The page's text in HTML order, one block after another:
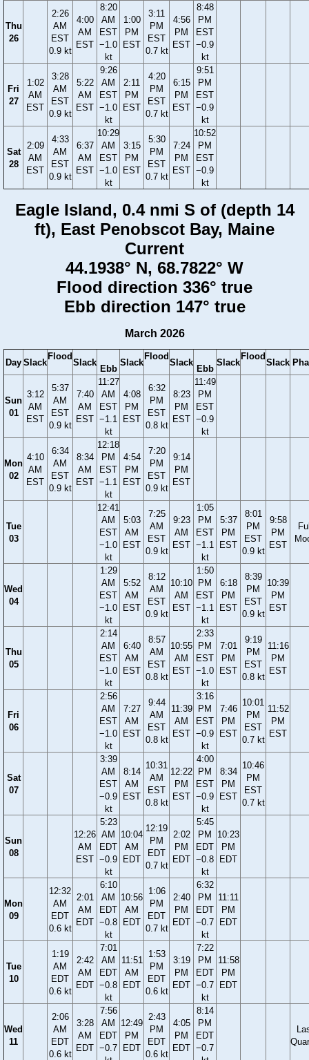
Thu
26
2:26
AM
EST
0.9 kt
4:00
AM
EST
8:20
AM
EST
−1.0
kt
1:00
PM
EST
3:11
PM
EST
0.7 kt
4:56
PM
EST
8:48
PM
EST
−0.9
kt
Fri
27
1:02
AM
EST
3:28
AM
EST
0.9 kt
5:22
AM
EST
9:26
AM
EST
−1.0
kt
2:11
PM
EST
4:20
PM
EST
0.7 kt
6:15
PM
EST
9:51
PM
EST
−0.9
kt
Sat
28
2:09
AM
EST
4:33
AM
EST
0.9 kt
6:37
AM
EST
10:29
AM
EST
−1.0
kt
3:15
PM
EST
5:30
PM
EST
0.7 kt
7:24
PM
EST
10:52
PM
EST
−0.9
kt
Eagle Island, 0.4 nmi S of (depth 14
ft), East Penobscot Bay, Maine
Current
44.1938° N, 68.7822° W
Flood direction 336° true
Ebb direction 147° true
March 2026
Day Slack
Flood
Slack
Ebb
Slack
Flood
Slack
Ebb
Slack
Flood
Slack
Sun
01
3:12
AM
EST
5:37
AM
EST
0.9 kt
7:40
AM
EST
11:27
AM
EST
−1.1
kt
4:08
PM
EST
6:32
PM
EST
0.8 kt
8:23
PM
EST
11:49
PM
EST
−0.9
kt
Mon
02
4:10
AM
EST
6:34
AM
EST
0.9 kt
8:34
AM
EST
12:18
PM
EST
−1.1
kt
4:54
PM
EST
7:20
PM
EST
0.9 kt
9:14
PM
EST
Tue
03
12:41
AM
EST
−1.0
kt
5:03
AM
EST
7:25
AM
EST
0.9 kt
9:23
AM
EST
1:05
PM
EST
−1.1
kt
5:37
PM
EST
8:01
PM
EST
0.9 kt
9:58
PM
EST
Wed
04
1:29
AM
EST
−1.0
kt
5:52
AM
EST
8:12
AM
EST
0.9 kt
10:10
AM
EST
1:50
PM
EST
−1.1
kt
6:18
PM
EST
8:39
PM
EST
0.9 kt
10:39
PM
EST
Thu
05
2:14
AM
EST
−1.0
kt
6:40
AM
EST
8:57
AM
EST
0.8 kt
10:55
AM
EST
2:33
PM
EST
−1.0
kt
7:01
PM
EST
9:19
PM
EST
0.8 kt
11:16
PM
EST
Fri
06
2:56
AM
EST
−1.0
kt
7:27
AM
EST
9:44
AM
EST
0.8 kt
11:39
AM
EST
3:16
PM
EST
−0.9
kt
7:46
PM
EST
10:01
PM
EST
0.7 kt
11:52
PM
EST
Sat
07
3:39
AM
EST
−0.9
kt
8:14
AM
EST
10:31
AM
EST
0.8 kt
12:22
PM
EST
4:00
PM
EST
−0.9
kt
8:34
PM
EST
10:46
PM
EST
0.7 kt
Sun
08
12:26
AM
EST
5:23
AM
EDT
−0.9
kt
10:04
AM
EDT
12:19
PM
EDT
0.7 kt
2:02
PM
EDT
5:45
PM
EDT
−0.8
kt
10:23
PM
EDT
Mon
09
12:32
AM
EDT
0.6 kt
2:01
AM
EDT
6:10
AM
EDT
−0.8
kt
10:56
AM
EDT
1:06
PM
EDT
0.7 kt
2:40
PM
EDT
6:32
PM
EDT
−0.7
kt
11:11
PM
EDT
Tue
10
1:19
AM
EDT
0.6 kt
2:42
AM
EDT
7:01
AM
EDT
−0.8
kt
11:51
AM
EDT
1:53
PM
EDT
0.6 kt
3:19
PM
EDT
7:22
PM
EDT
−0.7
kt
11:58
PM
EDT
Wed
11
2:06
AM
EDT
0.6 kt
3:28
AM
EDT
7:56
AM
EDT
−0.7
12:49
PM
EDT
2:43
PM
EDT
0.6 kt
4:05
PM
EDT
8:14
PM
EDT
−0.7